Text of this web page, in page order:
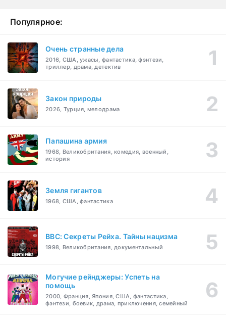
Популярное:
Очень странные дела
2016, США, ужасы, фантастика, фэнтези,
триллер, драма, детектив
Закон природы
2026, Турция, мелодрама
Папашина армия
1968, Великобритания, комедия, военный,
история
Земля гигантов
1968, США, фантастика
BBC: Секреты Рейха. Тайны нацизма
1998, Великобритания, документальный
Могучие рейнджеры: Успеть на
помощь
2000, Франция, Япония, США, фантастика,
фэнтези, боевик, драма, приключения, семейный